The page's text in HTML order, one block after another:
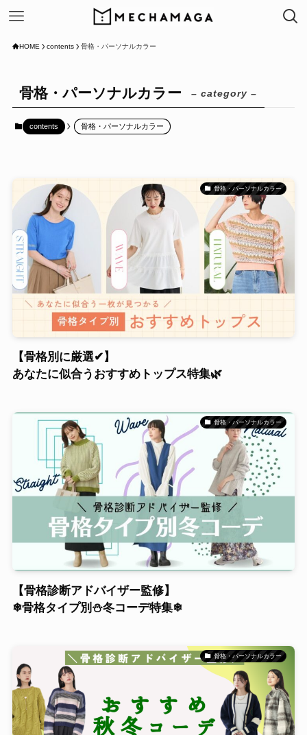
HOME contents 骨格・パーソナルカラー
骨格・パーソナルカラー – category –
contents 骨格・パーソナルカラー
骨格・パーソナルカラー
【骨格別に厳選✔】
あなたに似合うおすすめトップス特集🌿
骨格・パーソナルカラー
【骨格診断アドバイザー監修】
❄骨格タイプ別⛄冬コーデ特集❄
骨格・パーソナルカラー